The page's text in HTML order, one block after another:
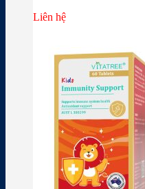
Liên hệ